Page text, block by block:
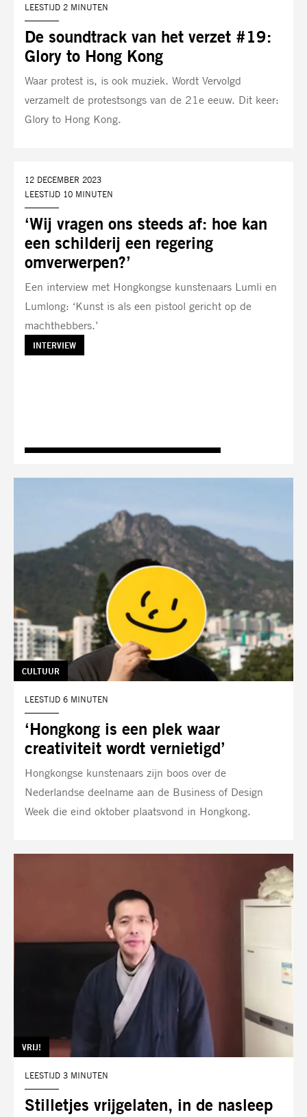
De soundtrack van het verzet #19:
Glory to Hong Kong
LEESTIJD 2 MINUTEN
Waar protest is, is ook muziek. Wordt Vervolgd
verzamelt de protestsongs van de 21e eeuw. Dit keer:
Glory to Hong Kong.
‘Wij vragen ons steeds af: hoe kan
een schilderij een regering
omverwerpen?’
TAG:
INTERVIEW
DATUM:
12 DECEMBER 2023
LEESTIJD 10 MINUTEN
Een interview met Hongkongse kunstenaars Lumli en
Lumlong: ‘Kunst is als een pistool gericht op de
machthebbers.’
‘Hongkong is een plek waar
creativiteit wordt vernietigd’
TAG:
CULTUUR
LEESTIJD 6 MINUTEN
Hongkongse kunstenaars zijn boos over de
Nederlandse deelname aan de Business of Design
Week die eind oktober plaatsvond in Hongkong.
Stilletjes vrijgelaten, in de nasleep
TAG:
VRIJ!
LEESTIJD 3 MINUTEN